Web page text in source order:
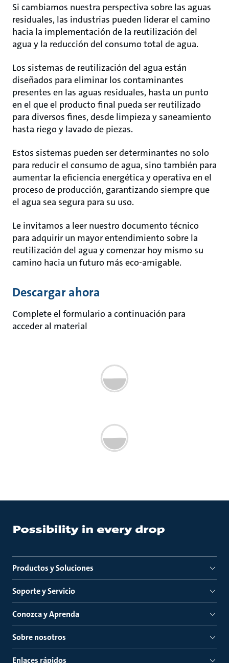
Si cambiamos nuestra perspectiva sobre las aguas
residuales, las industrias pueden liderar el camino
hacia la implementación de la reutilización del
agua y la reducción del consumo total de agua.
Los sistemas de reutilización del agua están
diseñados para eliminar los contaminantes
presentes en las aguas residuales, hasta un punto
en el que el producto final pueda ser reutilizado
para diversos fines, desde limpieza y saneamiento
hasta riego y lavado de piezas.
Estos sistemas pueden ser determinantes no solo
para reducir el consumo de agua, sino también para
aumentar la eficiencia energética y operativa en el
proceso de producción, garantizando siempre que
el agua sea segura para su uso.
Le invitamos a leer nuestro documento técnico
para adquirir un mayor entendimiento sobre la
reutilización del agua y comenzar hoy mismo su
camino hacia un futuro más eco-amigable.
Descargar ahora
Complete el formulario a continuación para
acceder al material
Productos y Soluciones
Soporte y Servicio
Conozca y Aprenda
Sobre nosotros
Enlaces rápidos